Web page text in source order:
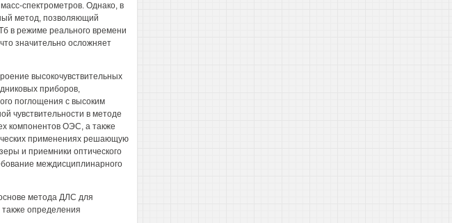
спектрометров. Однако, в
метод, позволяющий
в режиме реального времени
значительно осложняет
высокочувствительных
приборов,
поглощения с высоким
чувствительности в методе
компонентов ОЭС, а также
применениях решающую
и приемники оптического
междисциплинарного
метода ДЛС для
также определения